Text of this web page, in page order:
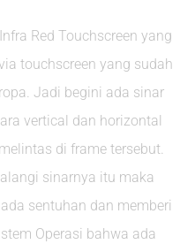
Red Touchscreen yang
touchscreen yang sudah
Jadi begini ada sinar
vertical dan horizontal
di frame tersebut.
sinarnya itu maka
sentuhan dan memberi
Operasi bahwa ada